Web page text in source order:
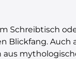
Schreibtisch
Blickfang. Auch